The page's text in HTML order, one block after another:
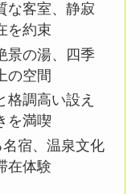
な客室、静寂
を約束
景の湯、四季
の空間
格調高い設え
を満喫
宿、温泉文化
在体験